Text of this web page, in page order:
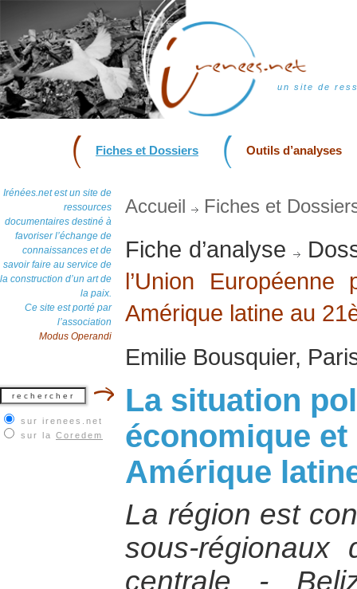
un site de
Fiches et Dossiers Outils d’analyses
Irénées.net est un site de
ressources
documentaires destiné à
favoriser l’échange de
connaissances et de
savoir faire au service de
la construction d’un art de
la paix.
Ce site est porté par
l’association
Modus Operandi
sur irenees.net
sur la Coredem
Accueil Fiches et
Fiche d’analyse
l’Union
Amérique latine au
Emilie Bousquier,
La situation
économique
Amérique
La région est
sous-régionaux
centrale -